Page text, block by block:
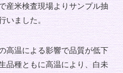
産米検査現場よりサンプル抽
いました。
高温による影響で品質が低下
品種ともに高温により、白未